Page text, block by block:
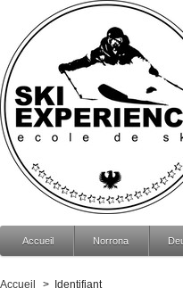
Accueil Norrona
Accueil > Identifiant